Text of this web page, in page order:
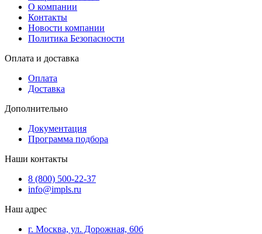
О компании
Контакты
Новости компании
Политика Безопасности
Оплата и доставка
Оплата
Доставка
Дополнительно
Документация
Программа подбора
Наши контакты
8 (800) 500-22-37
info@impls.ru
Наш адрес
г. Москва, ул. Дорожная, 60б